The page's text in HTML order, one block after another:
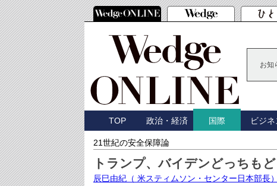
お知
TOP 政治・経済 国際 ビジネ
21世紀の安全保障論
トランプ、バイデンどっちも
辰巳由紀 （ 米スティムソン・センター日本部長）